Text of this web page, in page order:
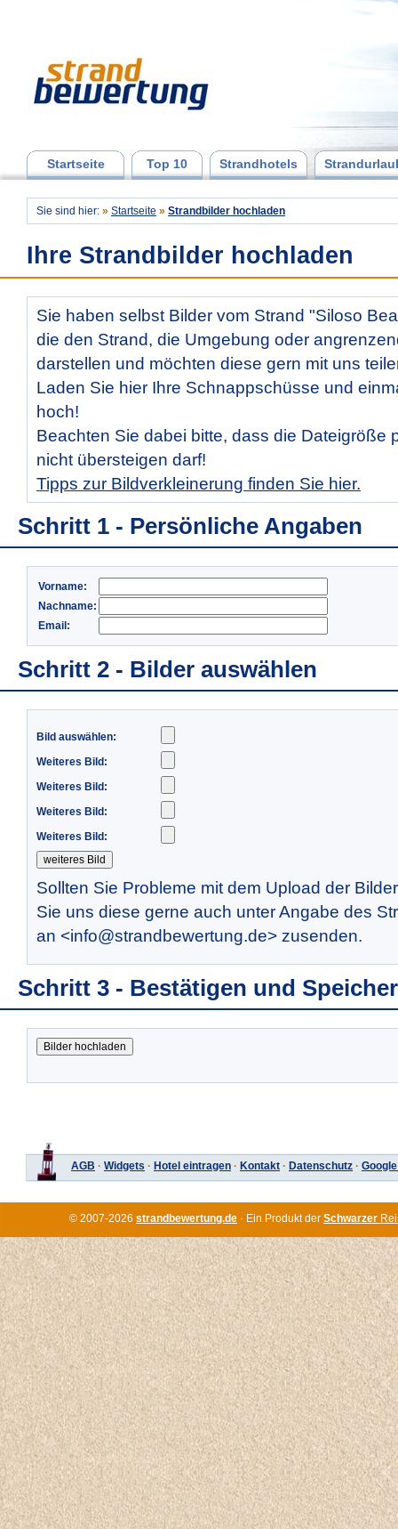
Startseite Top 10 Strandhotels
Sie sind hier: » Startseite » Strandbilder hochladen
Ihre Strandbilder hochladen
Sie haben selbst Bilder vom Strand "Siloso
die den Strand, die Umgebung oder
darstellen und möchten diese gern mit uns
Laden Sie hier Ihre Schnappschüsse und
hoch!
Beachten Sie dabei bitte, dass die Dateigröße
nicht übersteigen darf!
Tipps zur Bildverkleinerung finden Sie hier.
Schritt 1 - Persönliche Angaben
Vorname:
Nachname:
Email:
Schritt 2 - Bilder auswählen
Bild auswählen:
Weiteres Bild:
Weiteres Bild:
Weiteres Bild:
Weiteres Bild:
Sollten Sie Probleme mit dem Upload der
Sie uns diese gerne auch unter Angabe des
an <info@strandbewertung.de> zusenden.
Schritt 3 - Bestätigen und
AGB · Widgets · Hotel eintragen · Kontakt · Datenschutz ·
© 2007-2026 strandbewertung.de · Ein Produkt der Schwarzer